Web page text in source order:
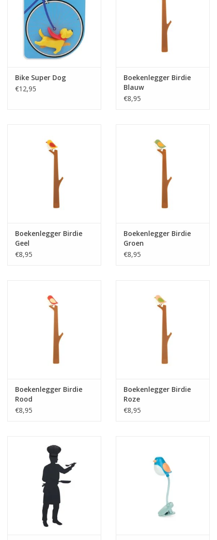
Bike Super Dog
€12,95
Boekenlegger Birdie
Blauw
€8,95
Boekenlegger Birdie
Geel
€8,95
Boekenlegger Birdie
Groen
€8,95
Boekenlegger Birdie
Rood
€8,95
Boekenlegger Birdie
Roze
€8,95